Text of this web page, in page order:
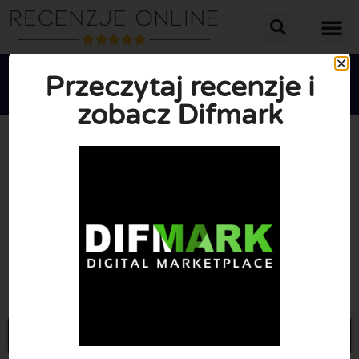

Przeczytaj recenzje i
zobacz Difmark